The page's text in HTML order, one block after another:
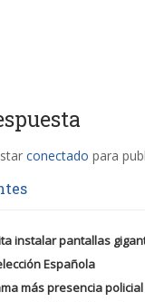
conectado para
instalar pantallas
Española
más presencia